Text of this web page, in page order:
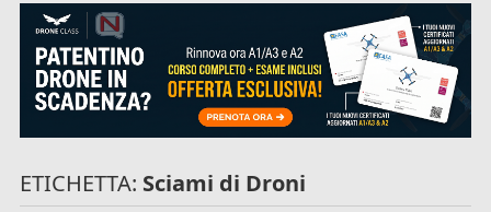
ETICHETTA: Sciami di Droni